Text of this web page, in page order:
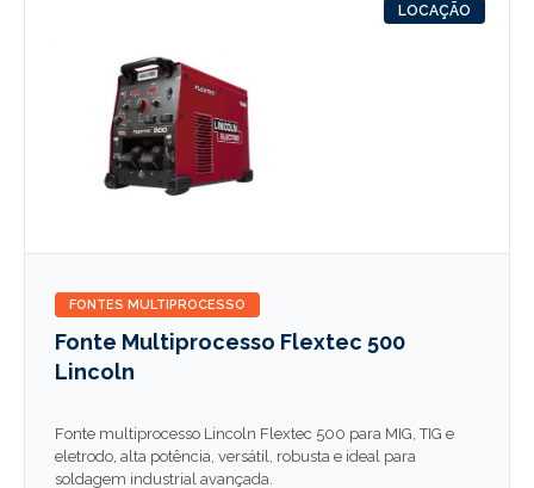
LOCAÇÃO
FONTES MULTIPROCESSO
Fonte Multiprocesso Flextec 500
Lincoln
Fonte multiprocesso Lincoln Flextec 500 para MIG, TIG e
eletrodo, alta potência, versátil, robusta e ideal para
soldagem industrial avançada.